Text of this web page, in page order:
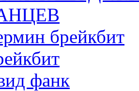
брейкбит
фанк